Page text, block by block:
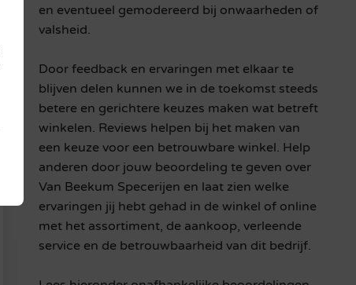
en eventueel gemodereerd bij onwaarheden of
valsheid.
Door feedback en ervaringen met elkaar te
blijven delen kunnen we in de toekomst steeds
betere en gerichtere keuzes maken wat betreft
winkelen. Reviews helpen bij het maken van
een keuze voor een betrouwbare winkel. Help
anderen door jouw beoordeling te geven over
Van Beekum Specerijen en laat zien welke
ervaringen jij hebt gehad in de winkel of online
met het assortiment, de aankoop, verleende
service en de betrouwbaarheid van dit bedrijf.